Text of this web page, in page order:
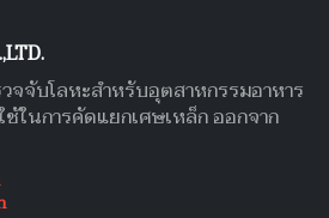
จจับโลหะสำหรับอุตสาหกรรมอาหาร
ในการคัดแยกเศษเหล็ก ออกจาก